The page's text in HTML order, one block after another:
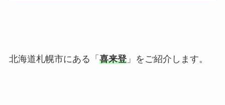
北海道札幌市にある「 喜来登」をご紹介します。